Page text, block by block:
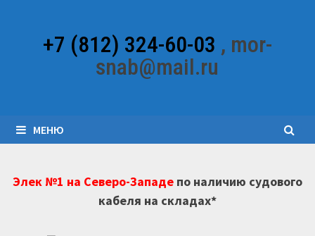
содержимому+7 (812) 324-60-03 , mor-
snab@mail.ru
МЕНЮ
Элек №1 на Северо-Западепо наличию судового
кабеля на складах*